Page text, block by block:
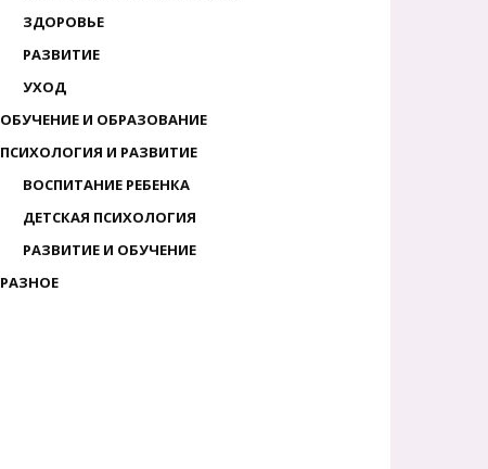
ЗДОРОВЬЕ
РАЗВИТИЕ
УХОД
ОБУЧЕНИЕ И ОБРАЗОВАНИЕ
ПСИХОЛОГИЯ И РАЗВИТИЕ
ВОСПИТАНИЕ РЕБЕНКА
ДЕТСКАЯ ПСИХОЛОГИЯ
РАЗВИТИЕ И ОБУЧЕНИЕ
РАЗНОЕ